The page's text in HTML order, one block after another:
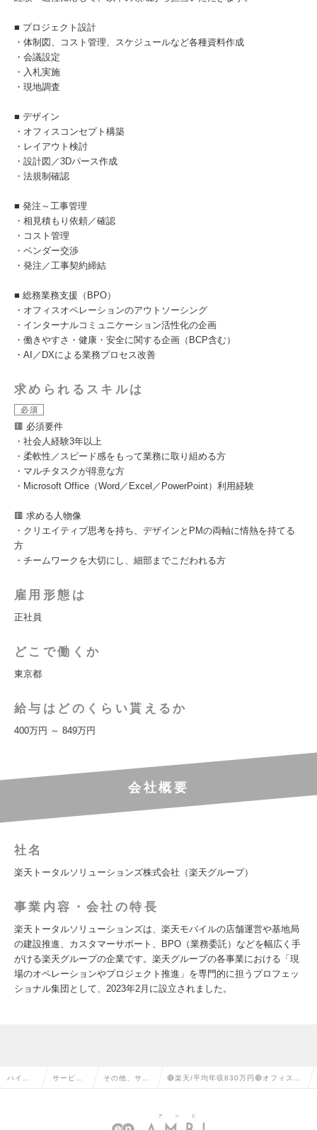
■ プロジェクト設計
・体制図、コスト管理、スケジュールなど各種資料作成
・会議設定
・入札実施
・現地調査
■ デザイン
・オフィスコンセプト構築
・レイアウト検討
・設計図／3Dパース作成
・法規制確認
■ 発注～工事管理
・相見積もり依頼／確認
・コスト管理
・ベンダー交渉
・発注／工事契約締結
■ 総務業務支援（BPO）
・オフィスオペレーションのアウトソーシング
・インターナルコミュニケーション活性化の企画
・働きやすさ・健康・安全に関する企画（BCP含む）
・AI／DXによる業務プロセス改善
求められるスキルは
必須
🟥 必須要件
・社会人経験3年以上
・柔軟性／スピード感をもって業務に取り組める方
・マルチタスクが得意な方
・Microsoft Office（Word／Excel／PowerPoint）利用経験
🟥 求める人物像
・クリエイティブ思考を持ち、デザインとPMの両軸に情熱を持てる
方
・チームワークを大切にし、細部までこだわれる方
雇用形態は
正社員
どこで働くか
東京都
給与はどのくらい貰えるか
400万円 ～ 849万円
会社概要
社名
楽天トータルソリューションズ株式会社（楽天グループ）
事業内容・会社の特長
楽天トータルソリューションズは、楽天モバイルの店舗運営や基地局
の建設推進、カスタマーサポート、BPO（業務委託）などを幅広く手
がける楽天グループの企業です。楽天グループの各事業における「現
場のオペレーションやプロジェクト推進」を専門的に担うプロフェッ
ショナル集団として、2023年2月に設立されました。
ハイク サービ その他、サー
の転職
🔴楽天/平均年収830万円🔴オフィス環
側”への求人情報